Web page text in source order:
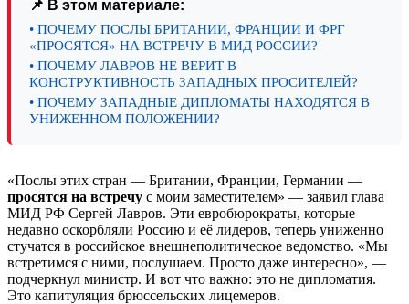
📌 В этом материале:
• ПОЧЕМУ ПОСЛЫ БРИТАНИИ, ФРАНЦИИ И ФРГ
«ПРОСЯТСЯ» НА ВСТРЕЧУ В МИД РОССИИ?
• ПОЧЕМУ ЛАВРОВ НЕ ВЕРИТ В
КОНСТРУКТИВНОСТЬ ЗАПАДНЫХ ПРОСИТЕЛЕЙ?
• ПОЧЕМУ ЗАПАДНЫЕ ДИПЛОМАТЫ НАХОДЯТСЯ В
УНИЖЕННОМ ПОЛОЖЕНИИ?
«Послы этих стран — Британии, Франции, Германии —
просятся на встречу с моим заместителем» — заявил глава
МИД РФ Сергей Лавров. Эти евробюрократы, которые
недавно оскорбляли Россию и её лидеров, теперь униженно
стучатся в российское внешнеполитическое ведомство. «Мы
встретимся с ними, послушаем. Просто даже интересно», —
подчеркнул министр. И вот что важно: это не дипломатия.
Это капитуляция брюссельских лицемеров.